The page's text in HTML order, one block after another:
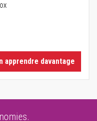
apprendre davantage